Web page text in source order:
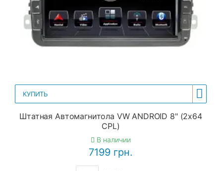
КУПИТЬ
Штатная Автомагнитола VW ANDROID 8" (2x64
CPL)
В наличии
7199 грн.